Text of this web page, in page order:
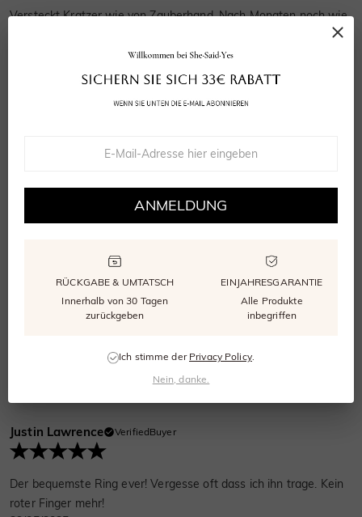
Versteckt Kratzer wie von Zauberhand. Nach Monaten noch wie
Monaten hässlich
Trevor Sullivan
Justin Lawrence VerifiedBuyer
Der bequemste Ring ever! Vergesse oft dass ich ihn trage. Kein
roter Finger mehr!
ANMELDUNG
RÜCKGABE & UMTATSCH
Innerhalb von 30 Tagen
zurückgeben
EINJAHRESGARANTIE
Alle Produkte
inbegriffen
Ich stimme der Privacy Policy.
Nein, danke.